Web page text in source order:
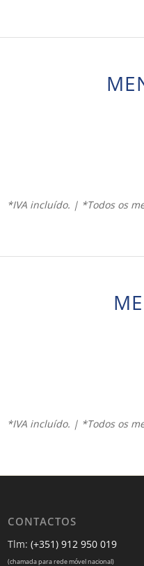
*IVA incluído. | *Todos os
*IVA incluído. | *Todos os
CONTACTOS
Tlm: (+351) 912 950 019
(chamada para rede móvel nacional)